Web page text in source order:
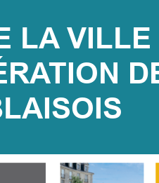
LA